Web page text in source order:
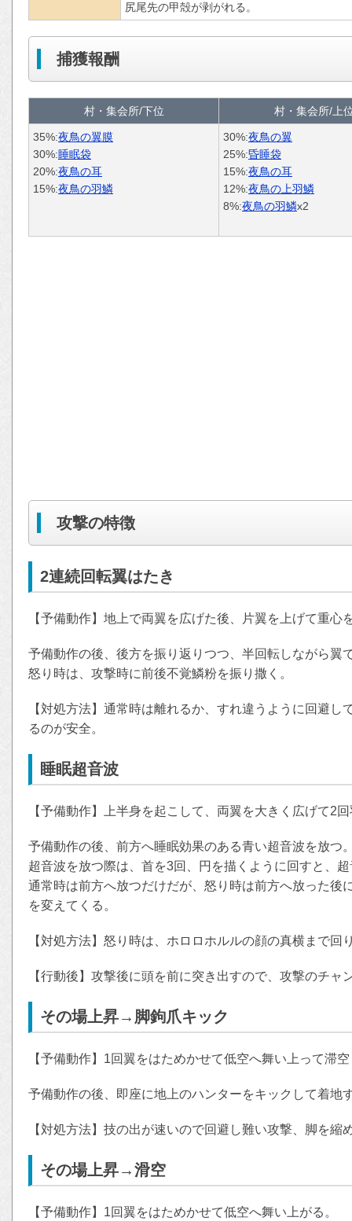
尻尾先の甲殻が剥がれる。
捕獲報酬
村・集会所/下位 村・集会所/上
35%:夜鳥の翼膜
30%:睡眠袋
20%:夜鳥の耳
15%:夜鳥の羽鱗
30%:夜鳥の翼
25%:昏睡袋
15%:夜鳥の耳
12%:夜鳥の上羽鱗
8%:夜鳥の羽鱗x2
攻撃の特徴
2連続回転翼はたき
【予備動作】地上で両翼を広げた後、片翼を上げて重心
予備動作の後、後方を振り返りつつ、半回転しながら翼
怒り時は、攻撃時に前後不覚鱗粉を振り撒く。
【対処方法】通常時は離れるか、すれ違うように回避
るのが安全。
睡眠超音波
【予備動作】上半身を起こして、両翼を大きく広げて2
予備動作の後、前方へ睡眠効果のある青い超音波を放つ
超音波を放つ際は、首を3回、円を描くように回すと、
通常時は前方へ放つだけだが、怒り時は前方へ放った後
を変えてくる。
【対処方法】怒り時は、ホロロホルルの顔の真横まで回
【行動後】攻撃後に頭を前に突き出すので、攻撃のチャ
その場上昇→脚鉤爪キック
【予備動作】1回翼をはためかせて低空へ舞い上って滞
予備動作の後、即座に地上のハンターをキックして着地
【対処方法】技の出が速いので回避し難い攻撃、脚を縮
その場上昇→滑空
【予備動作】1回翼をはためかせて低空へ舞い上がる。